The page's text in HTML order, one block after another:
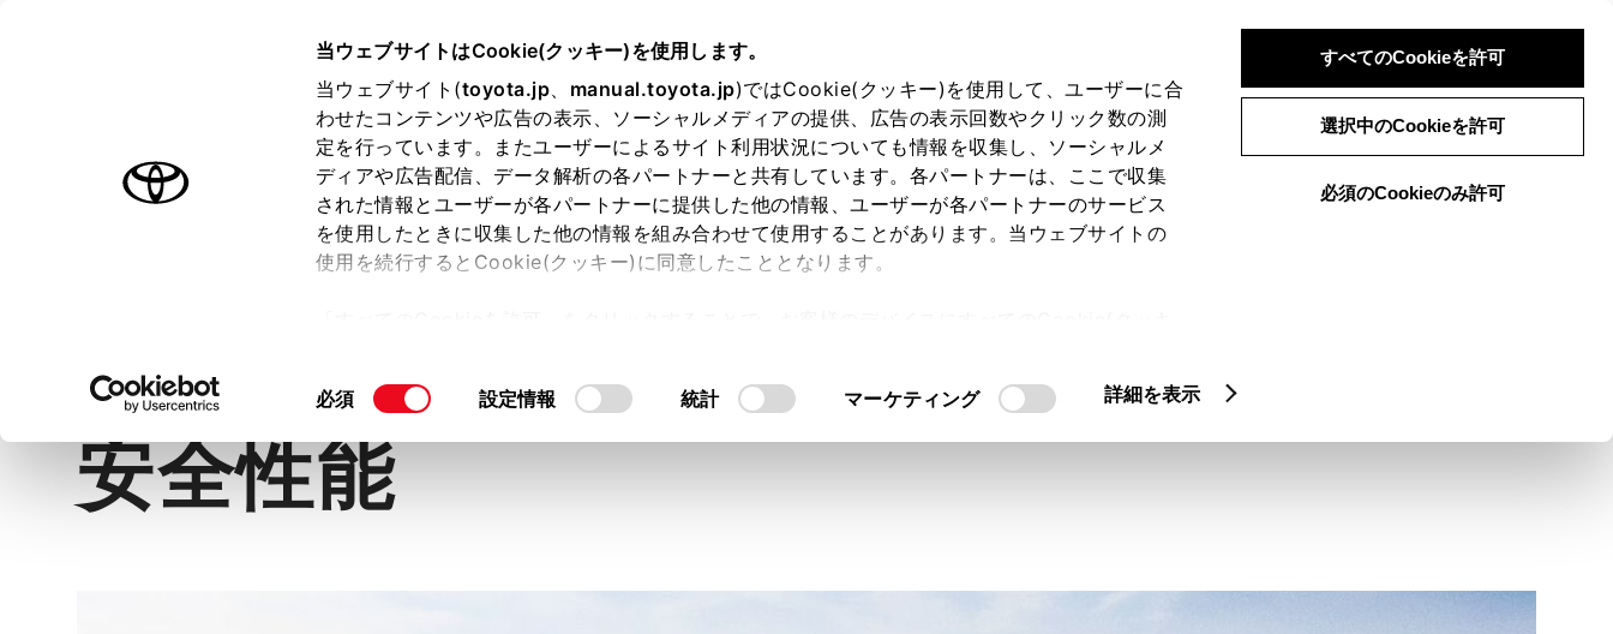
当ウェブサイトはCookie(クッキー)を使用します。
当ウェブサイト(toyota.jp、 manual.toyota.jp)ではCookie(クッキー)を使用して、ユーザーに合
わせたコンテンツや広告の表示、ソーシャルメディアの提供、広告の表示回数やクリック数の測
定を行っています。またユーザーによるサイト利用状況についても情報を収集し、ソーシャルメ
ディアや広告配信、データ解析の各パートナーと共有しています。各パートナーは、ここで収集
された情報とユーザーが各パートナーに提供した他の情報、ユーザーが各パートナーのサービス
を使用したときに収集した他の情報を組み合わせて使用することがあります。当ウェブサイトの
使用を続行するとCookie(クッキー)に同意したこととなります。
て」をご覧ください。
同
の
選
択
必須 設定情報 統計 マーケティング 詳細を表示
すべてのCookieを許可
選択中のCookieを許可
必須のCookieのみ許可
ログイン 検索 メニュー
オーナーサポート トピックス
ランドクルーザー“70”
安全性能